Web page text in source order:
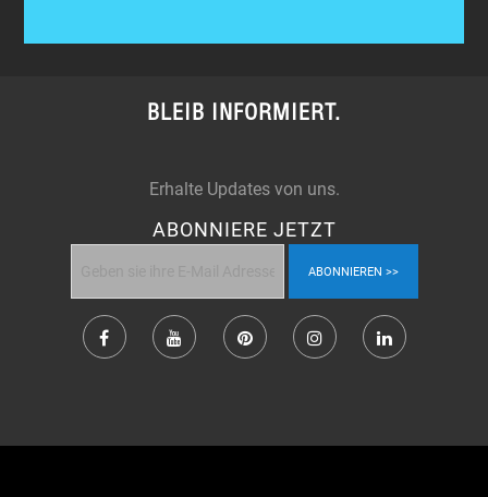
BLEIB INFORMIERT.
Erhalte Updates von uns.
ABONNIERE JETZT
ABONNIEREN